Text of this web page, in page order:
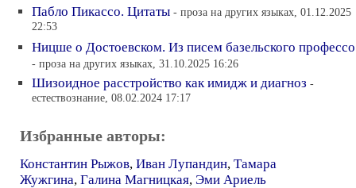
Пабло Пикассо. Цитаты - проза на других языках, 01.12.2025
22:53
Ницше о Достоевском. Из писем базельского профессо
- проза на других языках, 31.10.2025 16:26
Шизоидное расстройство как имидж и диагноз -
естествознание, 08.02.2024 17:17
Избранные авторы:
Константин Рыжов, Иван Лупандин, Тамара
Жужгина, Галина Магницкая, Эми Ариель